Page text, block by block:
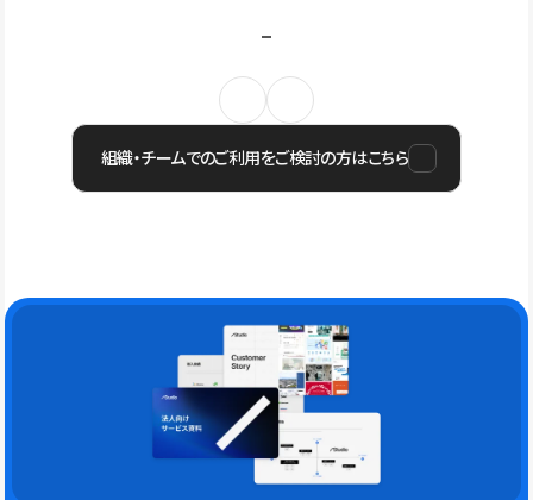
組織・チームでのご利用をご検討の方はこちら